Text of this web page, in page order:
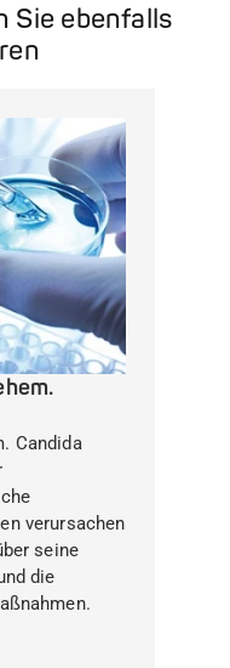
Sie ebenfalls
Candida
verursachen
seine
die